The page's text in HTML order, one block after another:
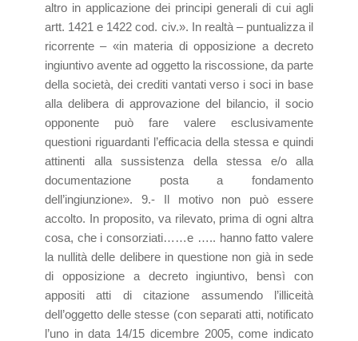
altro in applicazione dei principi generali di cui agli
artt. 1421 e 1422 cod. civ.». In realtà – puntualizza il
ricorrente – «in materia di opposizione a decreto
ingiuntivo avente ad oggetto la riscossione, da parte
della società, dei crediti vantati verso i soci in base
alla delibera di approvazione del bilancio, il socio
opponente può fare valere esclusivamente
questioni riguardanti l’efficacia della stessa e quindi
attinenti alla sussistenza della stessa e/o alla
documentazione posta a fondamento
dell’ingiunzione». 9.- Il motivo non può essere
accolto. In proposito, va rilevato, prima di ogni altra
cosa, che i consorziati……e ….. hanno fatto valere
la nullità delle delibere in questione non già in sede
di opposizione a decreto ingiuntivo, bensì con
appositi atti di citazione assumendo l’illiceità
dell’oggetto delle stesse (con separati atti, notificato
l’uno in data 14/15 dicembre 2005, come indicato